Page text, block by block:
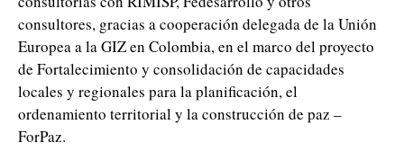
consultores, gracias a cooperación delegada de la Unión
Europea a la GIZ en Colombia, en el marco del proyecto
de Fortalecimiento y consolidación de capacidades
locales y regionales para la planificación, el
ordenamiento territorial y la construcción de paz –
ForPaz.